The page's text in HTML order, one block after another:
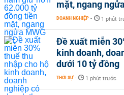
mặt, ngang
DOANH NGHIỆP - 1 phút
Đề xuất miễn
kinh doanh,
dưới 10 tỷ đồng
THỜI SỰ - 1 phút trước